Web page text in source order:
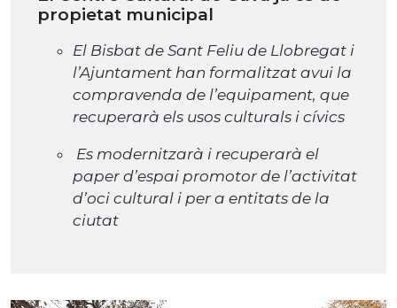
propietat municipal
El Bisbat de Sant Feliu de Llobregat i
l’Ajuntament han formalitzat avui la
compravenda de l’equipament, que
recuperarà els usos culturals i cívics
Es modernitzarà i recuperarà el
paper d’espai promotor de l’activitat
d’oci cultural i per a entitats de la
ciutat